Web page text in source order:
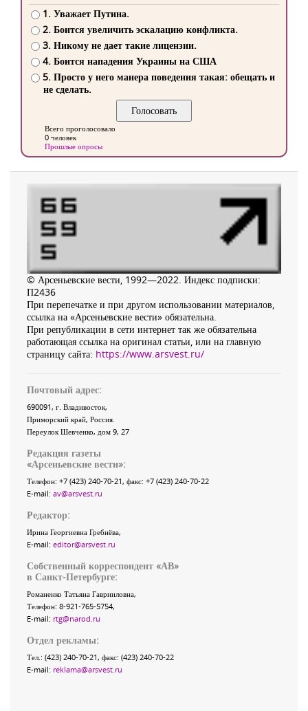
1. Уважает Путина.
2. Боится увеличить эскалацию конфликта.
3. Никому не дает такие лицензии.
4. Боится нападения Украины на США
5. Просто у него манера поведения такая: обещать и
не сделать.
Всего проголосовало
0 человек
Прошлые опросы
© Арсеньевские вести, 1992—2022. Индекс подписки:
П2436
При перепечатке и при другом использовании материалов,
ссылка на «Арсеньевские вести» обязательна.
При републикации в сети интернет так же обязательна
работающая ссылка на оригинал статьи, или на главную
страницу сайта: https://www.arsvest.ru/
Почтовый адрес:
690091, г. Владивосток,
Приморский край, Россия
Переулок Шевченко, дом 9, 27
Редакция газеты
«Арсеньевские вести»:
Телефон: +7 (423) 240-70-21, факс: +7 (423) 240-70-22
E-mail: av@arsvest.ru
Редактор:
Ирина Георгиевна Гребнёва,
E-mail: editor@arsvest.ru
Собственный корреспондент «АВ»
в Санкт-Петербурге:
Романенко Татьяна Гаврииловна,
Телефон: 8-921-765-5754,
E-mail: rtg@narod.ru
Отдел рекламы:
Тел.: (423) 240-70-21, факс: (423) 240-70-22
E-mail: reklama@arsvest.ru